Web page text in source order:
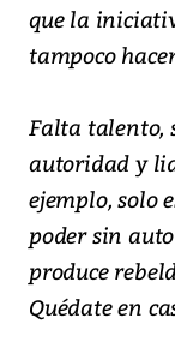
que la
tampoco
Falta talento,
autoridad y
ejemplo, solo
poder sin
produce
Quédate en